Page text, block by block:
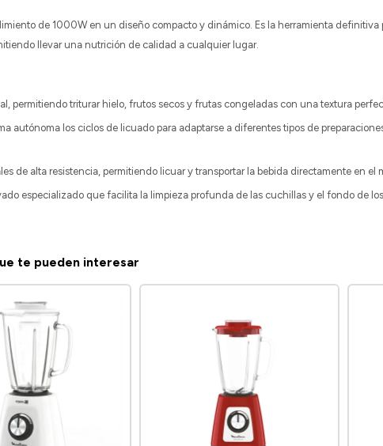
de 1000W en un diseño compacto y dinámico. Es la herramienta definitiva
llevar una nutrición de calidad a cualquier lugar.
permitiendo triturar hielo, frutos secos y frutas congeladas con una textura
autónoma los ciclos de licuado para adaptarse a diferentes tipos de
alta resistencia, permitiendo licuar y transportar la bebida directamente en el
especializado que facilita la limpieza profunda de las cuchillas y el fondo de
te pueden interesar